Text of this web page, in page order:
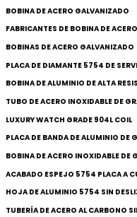
BOBINA DE ACERO GALVANIZADO
FABRICANTES DE BOBINA DE
BOBINAS DE ACERO GALVANIZADO
PLACA DE DIAMANTE 5754 DE
BOBINA DE ALUMINIO DE ALTA
TUBO DE ACERO INOXIDABLE DE
LUXURY WATCH GRADE 904L COIL
PLACA DE BANDA DE ALUMINIO DE
BOBINA DE ACERO INOXIDABLE DE
ACABADO ESPEJO 5754 PLACA A
HOJA DE ALUMINIO 5754 SIN
TUBERÍA DE ACERO AL CARBONO